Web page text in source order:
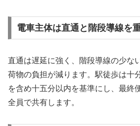
電車主体は直通と階段導線を
直通は遅延に強く、階段導線の少な
荷物の負担が減ります。駅徒歩は十
を含め十五分以内を基準にし、最終
全員で共有します。